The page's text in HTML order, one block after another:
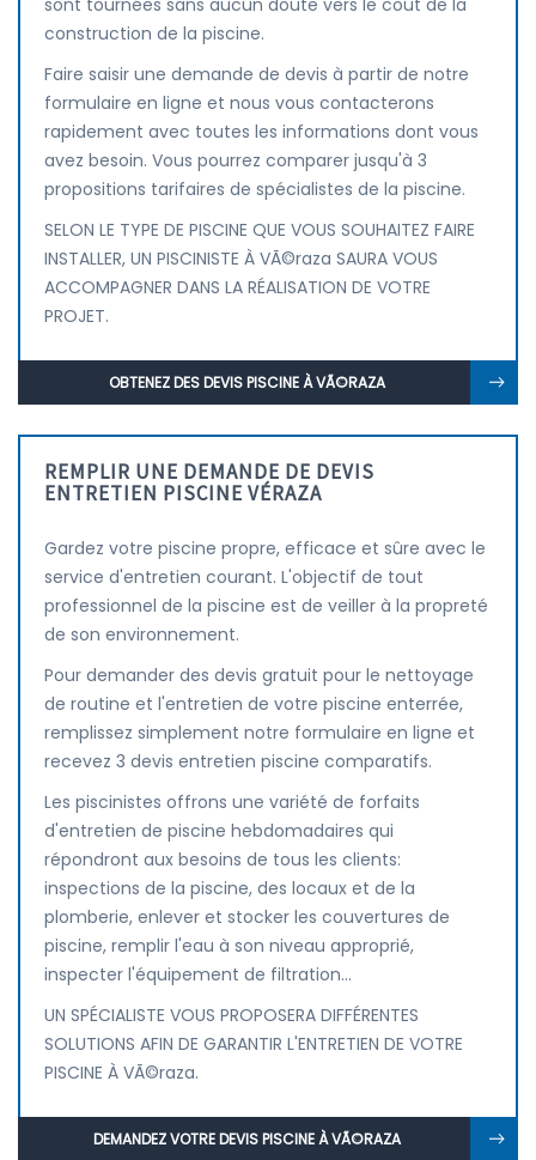
sont tournées sans aucun doute vers le coût de la
construction de la piscine.
Faire saisir une demande de devis à partir de notre
formulaire en ligne et nous vous contacterons
rapidement avec toutes les informations dont vous
avez besoin. Vous pourrez comparer jusqu'à 3
propositions tarifaires de spécialistes de la piscine.
SELON LE TYPE DE PISCINE QUE VOUS SOUHAITEZ FAIRE
INSTALLER, UN PISCINISTE À VÃ©raza SAURA VOUS
ACCOMPAGNER DANS LA RÉALISATION DE VOTRE
PROJET.
OBTENEZ DES DEVIS PISCINE À VÃ©RAZA
REMPLIR UNE DEMANDE DE DEVIS
ENTRETIEN PISCINE VÉRAZA
Gardez votre piscine propre, efficace et sûre avec le
service d'entretien courant. L'objectif de tout
professionnel de la piscine est de veiller à la propreté
de son environnement.
Pour demander des devis gratuit pour le nettoyage
de routine et l'entretien de votre piscine enterrée,
remplissez simplement notre formulaire en ligne et
recevez 3 devis entretien piscine comparatifs.
Les piscinistes offrons une variété de forfaits
d'entretien de piscine hebdomadaires qui
répondront aux besoins de tous les clients:
inspections de la piscine, des locaux et de la
plomberie, enlever et stocker les couvertures de
piscine, remplir l'eau à son niveau approprié,
inspecter l'équipement de filtration...
UN SPÉCIALISTE VOUS PROPOSERA DIFFÉRENTES
SOLUTIONS AFIN DE GARANTIR L'ENTRETIEN DE VOTRE
PISCINE À VÃ©raza.
DEMANDEZ VOTRE DEVIS PISCINE À VÃ©RAZA